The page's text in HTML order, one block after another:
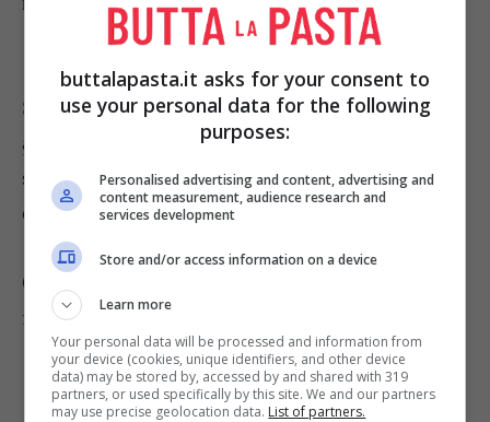
10 minuti a fuoco basso e mescolando spesso.
Scaldate il forno a 200°; quindi cuocete le penne
al dente in acqua salata, scolatele, conditele
sugo e distribuiteli in parti uguali in 2 fogli di
carta da forno.
Chiudete i cartocci, appoggiateli sulla placca da
forno e cuocete per 10 minuti.
buttalapasta.it asks for your consent to
use your personal data for the following
purposes:
Personalised advertising and content, advertising and
content measurement, audience research and
services development
Store and/or access information on a device
Learn more
Your personal data will be processed and information from
your device (cookies, unique identifiers, and other device
data) may be stored by, accessed by and shared with 319
partners, or used specifically by this site. We and our partners
may use precise geolocation data. List of partners.